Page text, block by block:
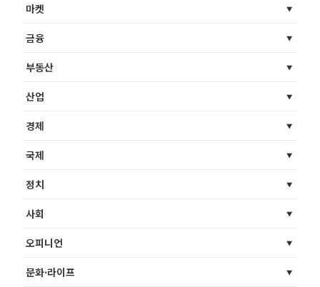
마켓
금융
부동산
산업
경제
국제
정치
사회
오피니언
문화·라이프